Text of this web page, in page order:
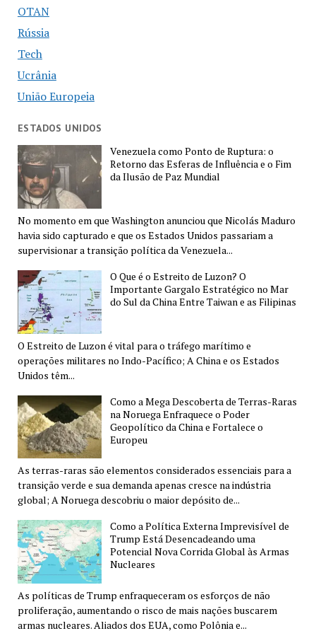
OTAN
Rússia
Tech
Ucrânia
União Europeia
ESTADOS UNIDOS
Venezuela como Ponto de Ruptura: o
Retorno das Esferas de Influência e o Fim
da Ilusão de Paz Mundial
No momento em que Washington anunciou que Nicolás Maduro
havia sido capturado e que os Estados Unidos passariam a
supervisionar a transição política da Venezuela...
O Que é o Estreito de Luzon? O
Importante Gargalo Estratégico no Mar
do Sul da China Entre Taiwan e as Filipinas
O Estreito de Luzon é vital para o tráfego marítimo e
operações militares no Indo-Pacífico; A China e os Estados
Unidos têm...
Como a Mega Descoberta de Terras-Raras
na Noruega Enfraquece o Poder
Geopolítico da China e Fortalece o
Europeu
As terras-raras são elementos considerados essenciais para a
transição verde e sua demanda apenas cresce na indústria
global; A Noruega descobriu o maior depósito de...
Como a Política Externa Imprevisível de
Trump Está Desencadeando uma
Potencial Nova Corrida Global às Armas
Nucleares
As políticas de Trump enfraqueceram os esforços de não
proliferação, aumentando o risco de mais nações buscarem
armas nucleares. Aliados dos EUA, como Polônia e...